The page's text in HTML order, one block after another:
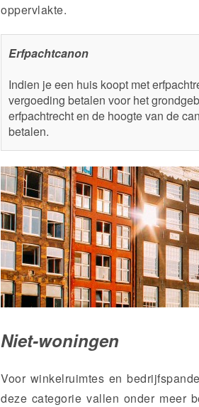
oppervlakte.
Erfpachtcanon
Indien je een huis koopt met
vergoeding betalen voor het
erfpachtrecht en de hoogte van de
betalen.
Niet-woningen
Voor winkelruimtes en
deze categorie vallen onder meer